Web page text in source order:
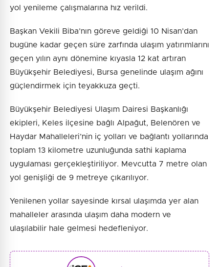
yol yenileme çalışmalarına hız verildi.
Başkan Vekili Biba’nın göreve geldiği 10 Nisan’dan
bugüne kadar geçen süre zarfında ulaşım yatırımlarını
geçen yılın aynı dönemine kıyasla 12 kat artıran
Büyükşehir Belediyesi, Bursa genelinde ulaşım ağını
güçlendirmek için teyakkuza geçti.
Büyükşehir Belediyesi Ulaşım Dairesi Başkanlığı
ekipleri, Keles ilçesine bağlı Alpağut, Belenören ve
Haydar Mahalleleri’nin iç yolları ve bağlantı yollarında
toplam 13 kilometre uzunluğunda sathi kaplama
uygulaması gerçekleştiriliyor. Mevcutta 7 metre olan
yol genişliği de 9 metreye çıkarılıyor.
Yenilenen yollar sayesinde kırsal ulaşımda yer alan
mahalleler arasında ulaşım daha modern ve
ulaşılabilir hale gelmesi hedefleniyor.